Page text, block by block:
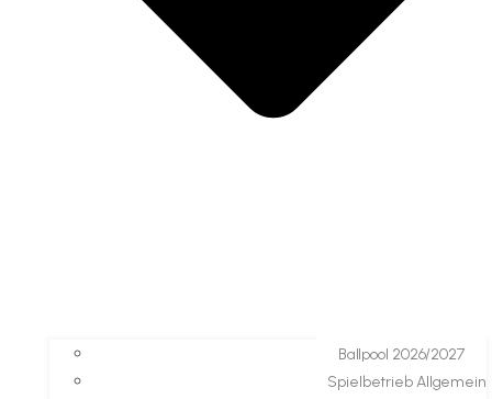
Ballpool 2026/2027
Spielbetrieb Allgemein